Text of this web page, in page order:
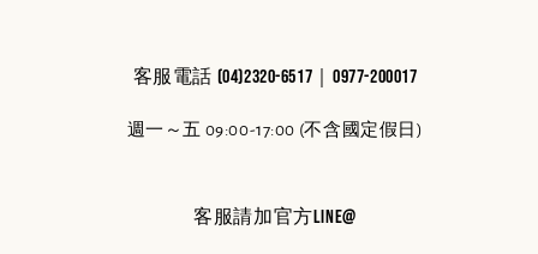
客服電話 (04)2320-6517｜0977-200017
週一～五 09:00-17:00 (不含國定假日)
客服請加官方line@